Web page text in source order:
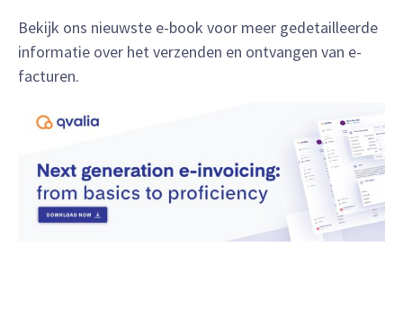
Bekijk ons nieuwste e-book voor meer gedetailleerde
informatie over het verzenden en ontvangen van e-
facturen.